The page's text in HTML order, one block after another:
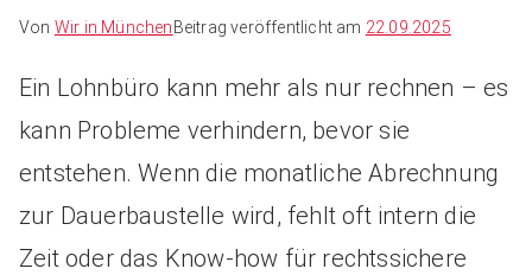
Von Wir in München Beitrag veröffentlicht am 22.09.2025
Ein Lohnbüro kann mehr als nur rechnen – es
kann Probleme verhindern, bevor sie
entstehen. Wenn die monatliche Abrechnung
zur Dauerbaustelle wird, fehlt oft intern die
Zeit oder das Know-how für rechtssichere